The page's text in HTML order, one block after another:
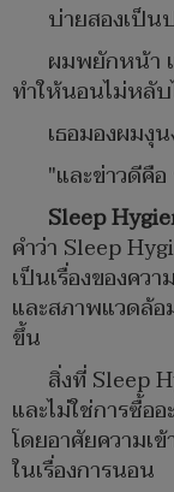
บ่ายสองเป็น
ผมพยักหน้า
ทำให้นอนไม่หลับ
เธอมองผมงุ
"และข่าวดีคื
Sleep
คำว่า Sleep
เป็นเรื่องของคว
และสภาพแวดล้
ขึ้น
สิ่งที่ Sleep
และไม่ใช่การซื้อ
โดยอาศัยความเ
ในเรื่องการนอน